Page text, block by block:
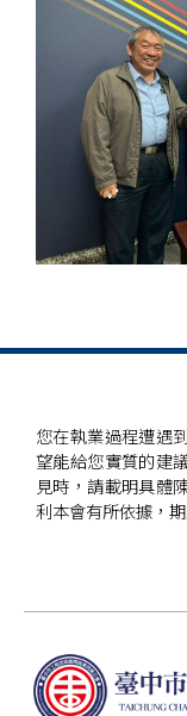
您在執業過程遭遇
望能給您實質的建
見時，請載明具體
利本會有所依據，